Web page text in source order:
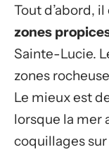
Tout d’abord,
zones
Sainte-Lucie.
zones
Le mieux est
lorsque la mer
coquillages sur